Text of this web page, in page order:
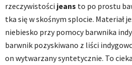
rzeczywistości jeans to po prostu
tka się w skośnym splocie. Materiał
niebiesko przy pomocy barwnika
barwnik pozyskiwano z liści
on wytwarzany syntetycznie. To